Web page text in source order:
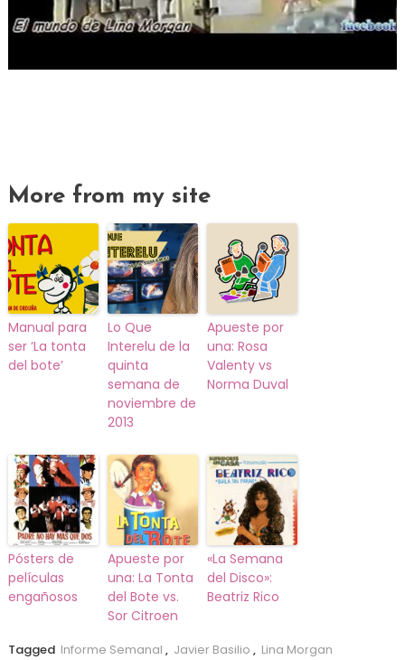
More from my site
Manual para
ser ‘La tonta
del bote’
Lo Que
Interelu de la
quinta
semana de
noviembre de
2013
Apueste por
una: Rosa
Valenty vs
Norma Duval
Pósters de
películas
engañosos
Apueste por
una: La Tonta
del Bote vs.
Sor Citroen
«La Semana
del Disco»:
Beatriz Rico
Tagged Informe Semanal , Javier Basilio , Lina Morgan